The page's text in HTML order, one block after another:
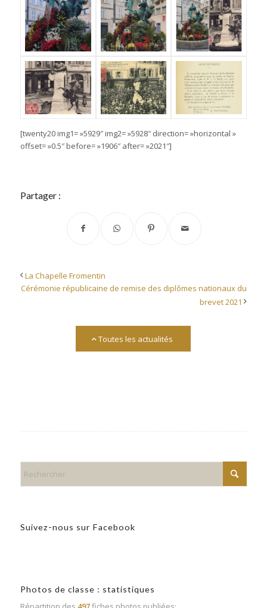
[twenty20 img1= »5929″ img2= »5928″ direction= »horizontal »
offset= »0.5″ before= »1906″ after= »2021″]
Partager :
La Chapelle Fromentin
Cérémonie républicaine de remise des diplômes nationaux du
brevet 2021
Toutes les actualités
Suivez-nous sur Facebook
Photos de classe : statistiques